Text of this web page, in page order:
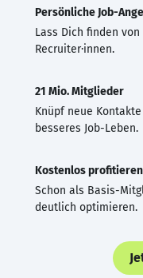
Persönliche Job-
Lass Dich finden
Recruiter·innen.
21 Mio. Mitglieder
Knüpf neue
besseres Job-Leben.
Kostenlos profitieren
Schon als Basis-
deutlich optimieren.